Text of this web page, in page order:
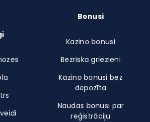
Bonusi
Kazino bonusi
Bezriska griezieni
Kazino bonusi bez
depozīta
Naudas bonusi par
reģistrāciju